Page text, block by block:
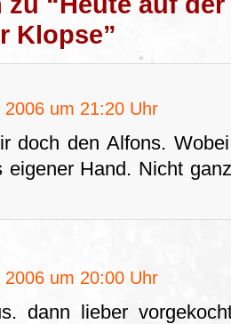
Klopse”
um 21:20 Uhr
doch den Alfons.
eigener Hand. Nicht
um 20:00 Uhr
dann lieber